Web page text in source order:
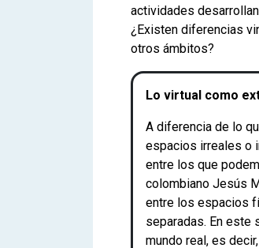
actividades
¿Existen diferencias
otros ámbitos?
Lo virtual como
A diferencia de lo
espacios irreales o
entre los que
colombiano Jesús
entre los espacios
separadas. En este
mundo real, es